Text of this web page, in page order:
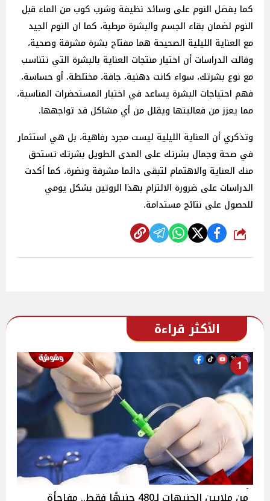
كما يفضل النوم على وسائد نظيفة وشرب كوب من الماء قبل
النوم لضمان بقاء الجسم والبشرة مرطبة، كما ان النوم الجيد
مع العناية الليلية الصحيحة هما مفتاح بشرة مشرقة وصحية،
وقالت الدراسات أن اختيار منتجات العناية بالبشرة التي تتناسب
مع نوع بشرتك، سواء كانت دهنية، جافة، مختلطة، أو حساسة،
فهم احتياجات البشرة يساعد في اختيار المستحضرات المناسبة،
مما يعزز من فعاليتها ويقلل من أي مشاكل قد تواجهها.
وتذكري أن العناية الليلية ليست مجرد رفاهية، بل هي استثمار
في صحة وجمال بشرتك على المدى الطويل بشرتك تستحق
منك العناية والاهتمام لتبقى دائما مشرقة ونضرة، كما أكدت
الدراسات على ضرورة الالتزام بهذا الروتين بشكل يومي
للحصول على نتائج مستدامة.
شارك
الأكثر قراءة
1